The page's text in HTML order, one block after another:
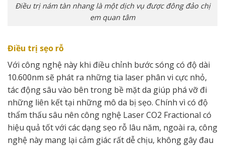
Điều trị nám tàn nhang là một dịch vụ được đông đảo chị
em quan tâm
Điều trị sẹo rỗ
Với công nghệ này khi điều chỉnh bước sóng có độ dài
10.600nm sẽ phát ra những tia laser phân vi cực nhỏ,
tác động sâu vào bên trong bề mặt da giúp phá vỡ đi
những liên kết tại những mô da bị sẹo. Chính vì có độ
thẩm thấu sâu nên công nghệ Laser CO2 Fractional có
hiệu quả tốt với các dạng sẹo rỗ lâu năm, ngoài ra, công
nghệ này mang lại cảm giác rất dễ chịu, không gây đau